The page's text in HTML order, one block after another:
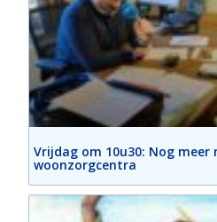
Vrijdag om 10u30: Nog meer
woonzorgcentra